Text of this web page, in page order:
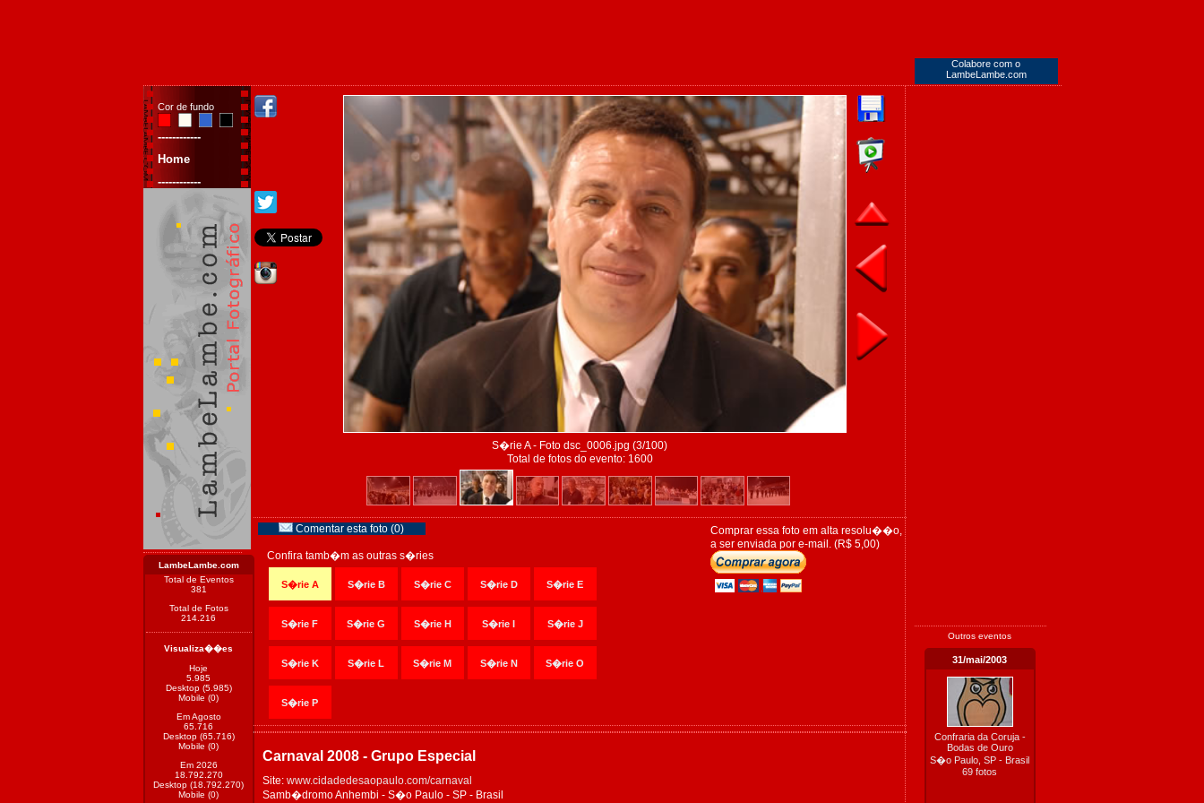
Colabore com o
LambeLambe.com
Cor de fundo
------------
Home
------------
LambeLambe.com
Total de Eventos
381
Total de Fotos
214.216
Visualiza��es
Hoje
5.985
Desktop (5.985)
Mobile (0)
Em Agosto
65.716
Desktop (65.716)
Mobile (0)
Em 2026
18.792.270
Desktop (18.792.270)
Mobile (0)
S�rie A - Foto dsc_0006.jpg (3/100)
Total de fotos do evento: 1600
Comprar essa foto em alta resolu��o,
a ser enviada por e-mail. (R$ 5,00)
Comentar esta foto (0)
Confira tamb�m as outras s�ries
S�rie A S�rie B S�rie C S�rie D S�rie E
S�rie F S�rie G S�rie H S�rie I S�rie J
S�rie K S�rie L S�rie M S�rie N S�rie O
S�rie P
Carnaval 2008 - Grupo Especial
Site: www.cidadedesaopaulo.com/carnaval
Samb�dromo Anhembi - S�o Paulo - SP - Brasil
Outros eventos
31/mai/2003
Confraria da Coruja -
Bodas de Ouro
S�o Paulo, SP - Brasil
69 fotos